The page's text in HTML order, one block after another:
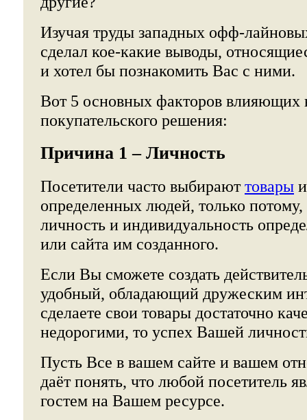
Изучая труды западных офф-
сделал кое-какие выводы,
и хотел бы познакомить Вас с ними.
Вот 5 основных факторов влияющих
покупательского решения:
Причина 1 – Личность
Посетители часто выбираюттовары
определенных людей, только
личность и индивидуальность
или сайта им созданного.
Если Вы сможете создать
удобный, обладающий дружеским
сделаете свои товары достаточно
недорогими, то успех Вашей
Пусть Все в вашем сайте и вашем
даёт понять, что любой посетитель
гостем на Вашем ресурсе.